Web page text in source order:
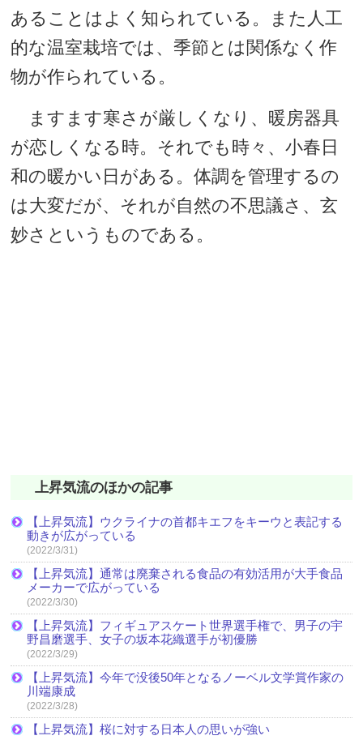
あることはよく知られている。また人工
的な温室栽培では、季節とは関係なく作
物が作られている。
ますます寒さが厳しくなり、暖房器具
が恋しくなる時。それでも時々、小春日
和の暖かい日がある。体調を管理するの
は大変だが、それが自然の不思議さ、玄
妙さというものである。
上昇気流のほかの記事
【上昇気流】ウクライナの首都キエフをキーウと表記する
動きが広がっている
(2022/3/31)
【上昇気流】通常は廃棄される食品の有効活用が大手食品
メーカーで広がっている
(2022/3/30)
【上昇気流】フィギュアスケート世界選手権で、男子の宇
野昌磨選手、女子の坂本花織選手が初優勝
(2022/3/29)
【上昇気流】今年で没後50年となるノーベル文学賞作家の
川端康成
(2022/3/28)
【上昇気流】桜に対する日本人の思いが強い